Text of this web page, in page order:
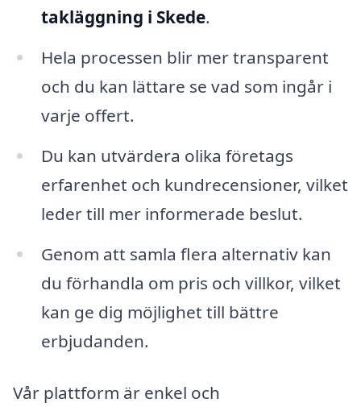
takläggning i Skede.
Hela processen blir mer transparent
och du kan lättare se vad som ingår i
varje offert.
Du kan utvärdera olika företags
erfarenhet och kundrecensioner, vilket
leder till mer informerade beslut.
Genom att samla flera alternativ kan
du förhandla om pris och villkor, vilket
kan ge dig möjlighet till bättre
erbjudanden.
Vår plattform är enkel och